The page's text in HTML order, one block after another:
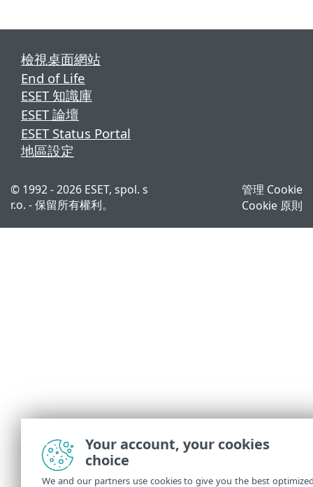
檢視桌面網站
End of Life
ESET 知識庫
ESET 論壇
ESET Status Portal
地區設定
© 1992 - 2026 ESET, spol. s
r.o. - 保留所有權利。
管理 Cookie
Cookie 原則
Your account, your cookies
choice
We and our partners use cookies to give you the best